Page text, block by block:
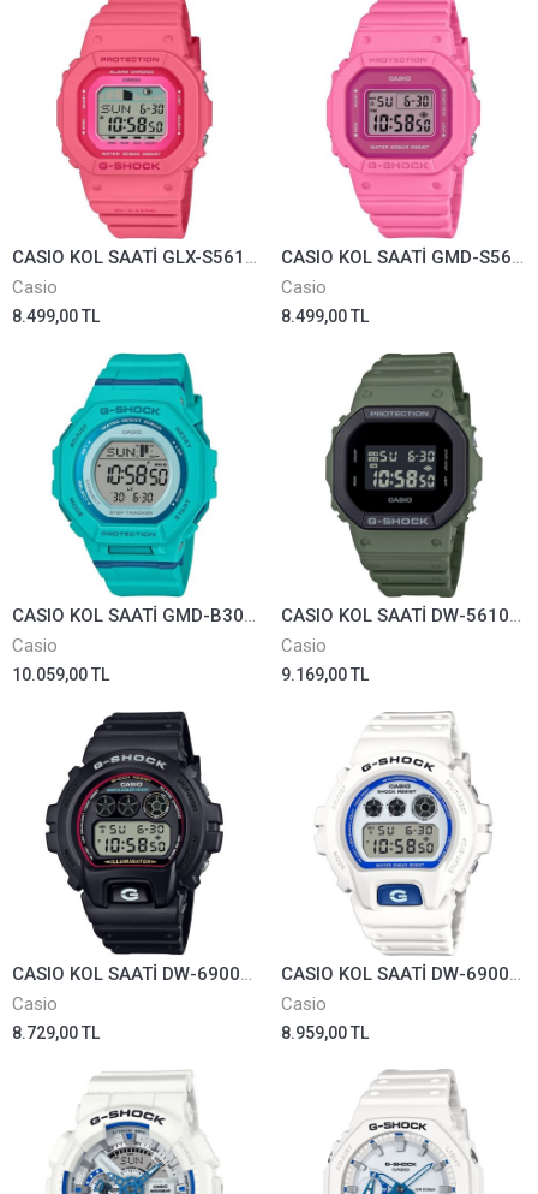
CASIO KOL SAATİ GLX-S5610-4DR
Casio
8.499,00 TL
CASIO KOL SAATİ GMD-S5610PP-4DR
Casio
8.499,00 TL
CASIO KOL SAATİ GMD-B300SC-2DR
Casio
10.059,00 TL
CASIO KOL SAATİ DW-5610UU-3DR
Casio
9.169,00 TL
CASIO KOL SAATİ DW-6900RL-1DR
Casio
8.729,00 TL
CASIO KOL SAATİ DW-6900HDS-7DR
Casio
8.959,00 TL